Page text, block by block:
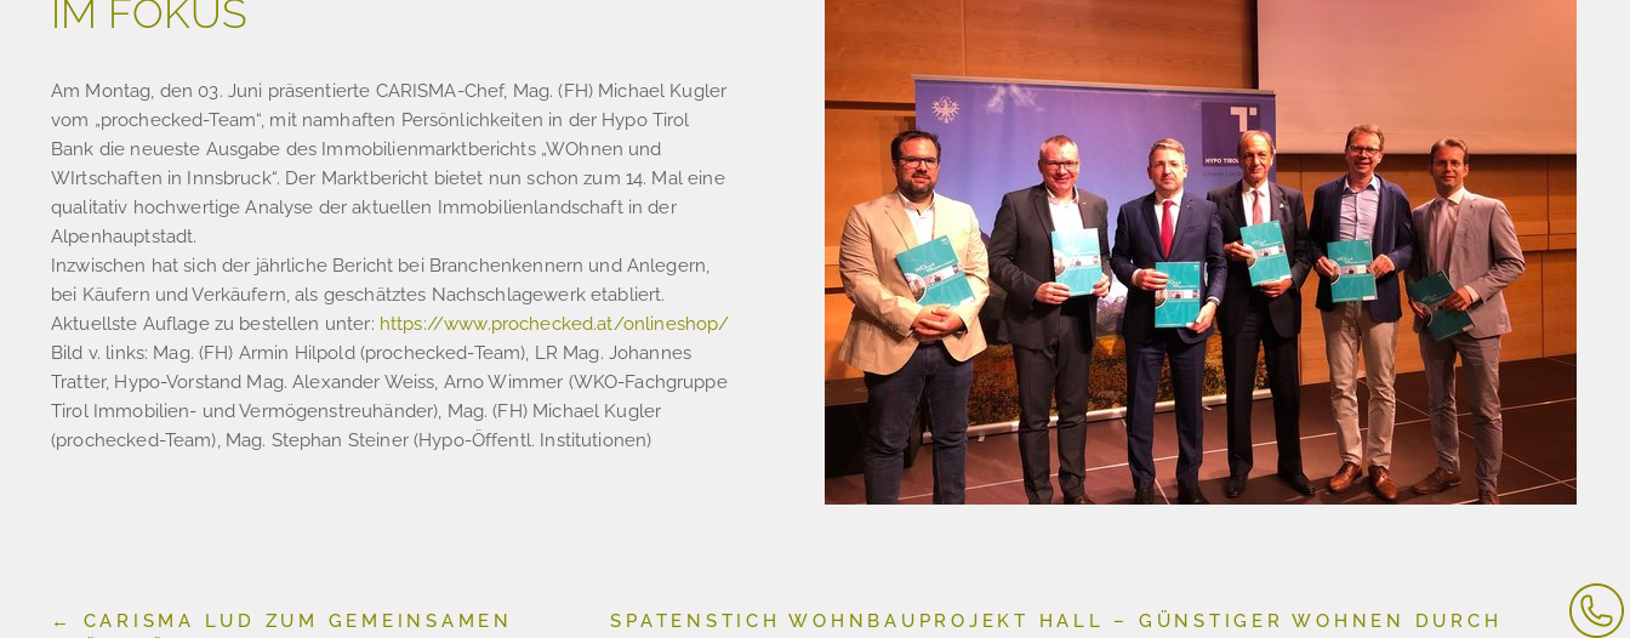
IM FOKUS
Am Montag, den 03. Juni präsentierte CARISMA-Chef, Mag. (FH) Michael Kugler
vom „prochecked-Team“, mit namhaften Persönlichkeiten in der Hypo Tirol
Bank die neueste Ausgabe des Immobilienmarktberichts „WOhnen und
WIrtschaften in Innsbruck“. Der Marktbericht bietet nun schon zum 14. Mal eine
qualitativ hochwertige Analyse der aktuellen Immobilienlandschaft in der
Alpenhauptstadt.
Inzwischen hat sich der jährliche Bericht bei Branchenkennern und Anlegern,
bei Käufern und Verkäufern, als geschätztes Nachschlagewerk etabliert.
Aktuellste Auflage zu bestellen unter: https://www.prochecked.at/onlineshop/
Bild v. links: Mag. (FH) Armin Hilpold (prochecked-Team), LR Mag. Johannes
Tratter, Hypo-Vorstand Mag. Alexander Weiss, Arno Wimmer (WKO-Fachgruppe
Tirol Immobilien- und Vermögenstreuhänder), Mag. (FH) Michael Kugler
(prochecked-Team), Mag. Stephan Steiner (Hypo-Öffentl. Institutionen)
← CARISMA LUD ZUM GEMEINSAMEN
SPATENSTICH WOHNBAUPROJEKT HALL – GÜNSTIGER WOHNEN DURCH